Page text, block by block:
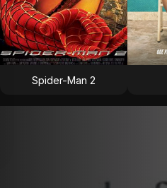
Spider-Man 2